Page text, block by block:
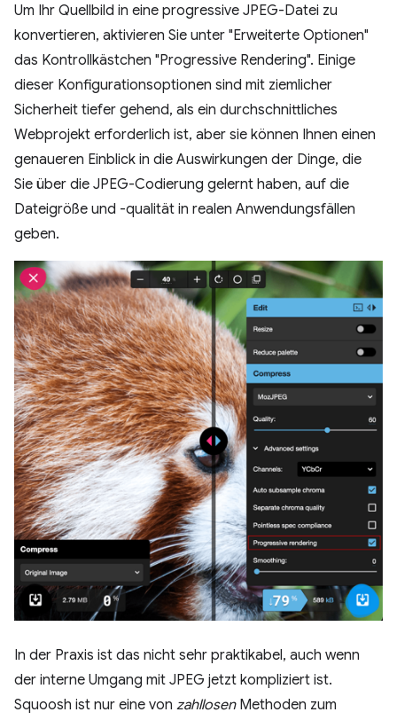
Um Ihr Quellbild in eine progressive JPEG-Datei zu
konvertieren, aktivieren Sie unter "Erweiterte Optionen"
das Kontrollkästchen "Progressive Rendering". Einige
dieser Konfigurationsoptionen sind mit ziemlicher
Sicherheit tiefer gehend, als ein durchschnittliches
Webprojekt erforderlich ist, aber sie können Ihnen einen
genaueren Einblick in die Auswirkungen der Dinge, die
Sie über die JPEG-Codierung gelernt haben, auf die
Dateigröße und -qualität in realen Anwendungsfällen
geben.
In der Praxis ist das nicht sehr praktikabel, auch wenn
der interne Umgang mit JPEG jetzt kompliziert ist.
Squoosh ist nur eine von zahllosenMethoden zum